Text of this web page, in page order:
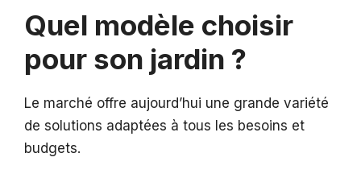
Quel modèle choisir
pour son jardin ?
Le marché offre aujourd’hui une grande variété
de solutions adaptées à tous les besoins et
budgets.